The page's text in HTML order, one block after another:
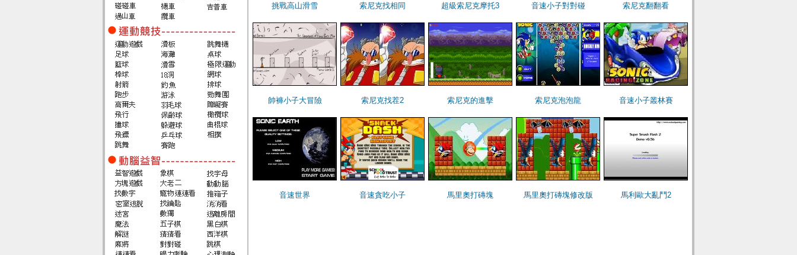
挑戰高山滑雪 索尼克找相同 超級索尼克摩托3 音速小子對對碰 索尼克翻翻看
帥褲小子大冒險 索尼克找茬2 索尼克的進擊 索尼克泡泡龍 音速小子叢林賽
音速世界 音速貪吃小子 馬里奧打磚塊 馬里奧打磚塊修改版 馬利歐大亂鬥2